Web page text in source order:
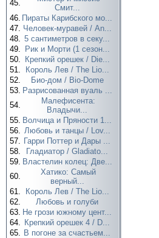
45.
Смит...
46. Пираты Карибского мо...
47. Человек-муравей / An...
48. 5 сантиметров в секу...
49.
Рик и Морти (1 сезон...
50.
Крепкий орешек / Die...
51.
Король Лев / The Lio...
52.
Био-дом / Bio-Dome
53. Разрисованная вуаль ...
54.
Малефисента:
Владычи...
55. Волчица и Пряности 1...
56. Любовь и танцы / Lov...
57. Гарри Поттер и Дары ...
58.
Гладиатор / Gladiato...
59. Властелин колец: Две...
60.
Хатико: Самый
верный...
61.
Король Лев / The Lio...
62.
Любовь и голуби
63. Не грози южному цент...
64. Крепкий орешек 4 / D...
65. В погоне за счастьем...